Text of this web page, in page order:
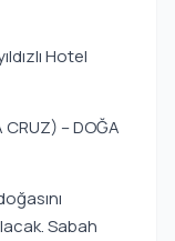
Hotel
CRUZ) – DOĞA
Sabah